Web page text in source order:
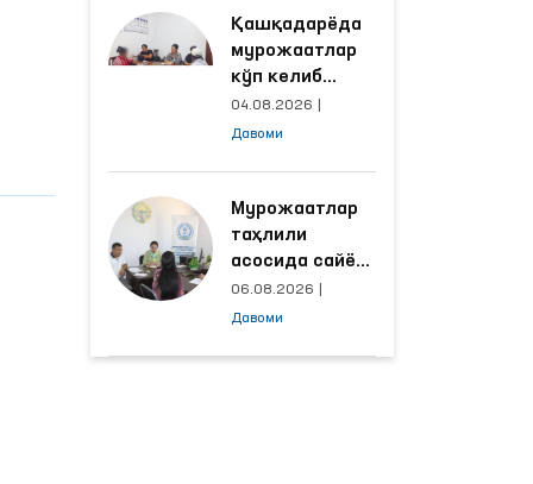
яхшиланди
Қашқадарёда
мурожаатлар
кўп келиб
тушаётган
ҳудудлар
ишлаш йўлга
қўйилди
04.08.2026
Давоми
Мурожаатлар
таҳлили
асосида сайёр
қабул
ўтказиладиган
06.08.2026
Давоми